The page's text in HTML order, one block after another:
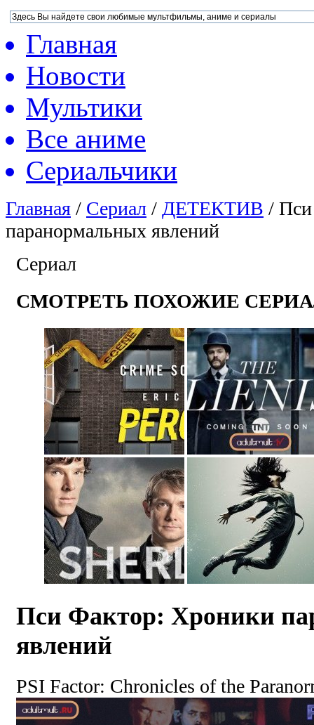
Главная
Новости
Мультики
Все аниме
Сериальчики
Главная / Сериал / ДЕТЕКТИВ /
паранормальных явлений
Сериал
СМОТРЕТЬ ПОХОЖИЕ
Пси Фактор: Хроники
явлений
PSI Factor: Chronicles of the